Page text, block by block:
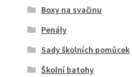
Boxy na svačinu
Penály
Sady školních pomůcek
Školní batohy